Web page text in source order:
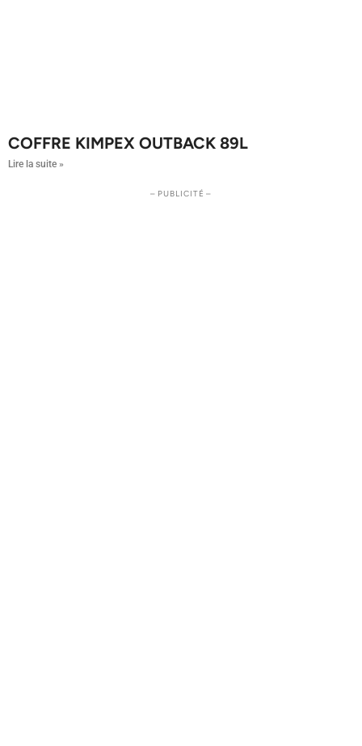
COFFRE KIMPEX OUTBACK 89L
Lire la suite »
– PUBLICITÉ –